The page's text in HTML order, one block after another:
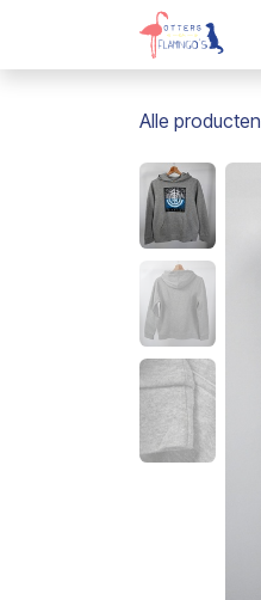
Overslaan naar inhoud
Alle producten